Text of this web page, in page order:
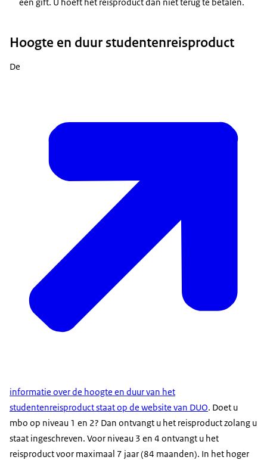
een gift. U hoeft het reisproduct dan niet terug te betalen.
Hoogte en duur studentenreisproduct
De
informatie over de hoogte en duur van het
studentenreisproduct staat op de website van DUO. Doet u
mbo op niveau 1 en 2? Dan ontvangt u het reisproduct zolang u
staat ingeschreven. Voor niveau 3 en 4 ontvangt u het
reisproduct voor maximaal 7 jaar (84 maanden). In het hoger